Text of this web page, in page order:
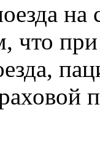
на
что